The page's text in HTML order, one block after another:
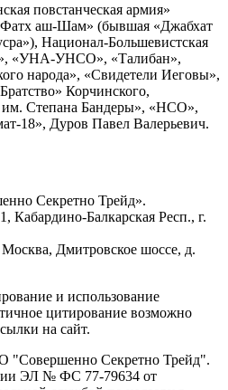
повстанческая армия»
аш-Шам» (бывшая «Джабхат
Национал-Большевистская
«УНА-УНСО», «Талибан»,
народа», «Свидетели Иеговы»,
Корчинского,
им. Степана Бандеры», «НСО»,
18», Дуров Павел Валерьевич.
Секретно Трейд».
Кабардино-Балкарская Респ., г.
Дмитровское шоссе, д.
и использование
цитирование возможно
на сайт.
"Совершенно Секретно Трейд".
ЭЛ № ФС 77-79634 от